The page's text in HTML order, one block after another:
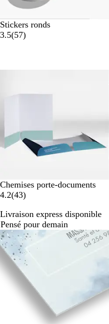
Stickers ronds
3.5(57a
)
Chemises porte-documents
4.2(43a
i
s
)
Livraison express disponible
Pensé pour demain